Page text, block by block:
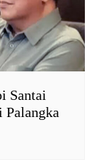
Santai
Palangka